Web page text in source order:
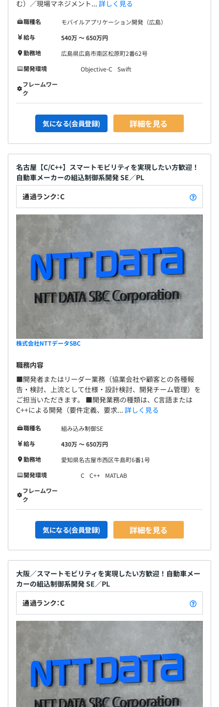
む）／現場マネジメント... 詳しく見る
職種名
モバイルアプリケーション開発（広島）
給与
540万 〜 650万円
勤務地
広島県広島市南区松原町2番62号
開発環境
Objective-C
Swift
フレームワー
ク
気になる(会員登録) 詳細を見る
名古屋【C/C++】スマートモビリティを実現したい方歓迎！
自動車メーカーの組込制御系開発 SE／PL
通過ランク：C
株式会社NTTデータSBC
職務内容
■開発者またはリーダー業務（協業会社や顧客との各種報
告・検討、上流として仕様・設計検討、開発チーム管理）を
ご担当いただきます。 ■開発業務の種類は、C言語または
C++による開発（要件定義、要求... 詳しく見る
職種名
組み込み制御SE
給与
430万 〜 650万円
勤務地
愛知県名古屋市西区牛島町6番1号
開発環境
C C++
MATLAB
フレームワー
ク
気になる(会員登録) 詳細を見る
大阪／スマートモビリティを実現したい方歓迎！自動車メー
カーの組込制御系開発 SE／PL
通過ランク：C